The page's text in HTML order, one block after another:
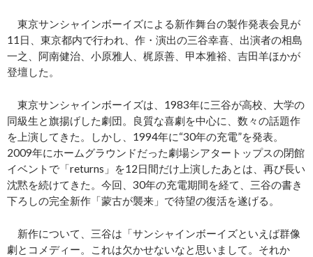
東京サンシャインボーイズによる新作舞台の製作発表会見が
11日、東京都内で行われ、作・演出の三谷幸喜、出演者の相島
一之、阿南健治、小原雅人、梶原善、甲本雅裕、吉田羊ほかが
登壇した。
東京サンシャインボーイズは、1983年に三谷が高校、大学の
同級生と旗揚げした劇団。良質な喜劇を中心に、数々の話題作
を上演してきた。しかし、1994年に“30年の充電”を発表。
2009年にホームグラウンドだった劇場シアタートップスの閉館
イベントで「returns」を12日間だけ上演したあとは、再び長い
沈黙を続けてきた。今回、30年の充電期間を経て、三谷の書き
下ろしの完全新作「蒙古が襲来」で待望の復活を遂げる。
新作について、三谷は「サンシャインボーイズといえば群像
劇とコメディー。これは欠かせないなと思いまして。それか